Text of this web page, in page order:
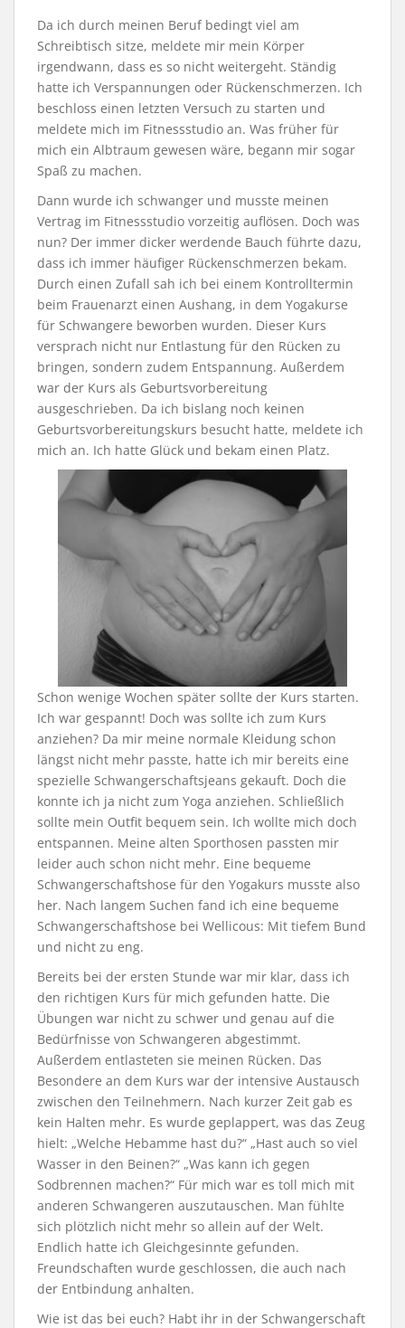
Da ich durch meinen Beruf bedingt viel am
Schreibtisch sitze, meldete mir mein Körper
irgendwann, dass es so nicht weitergeht. Ständig
hatte ich Verspannungen oder Rückenschmerzen. Ich
beschloss einen letzten Versuch zu starten und
meldete mich im Fitnessstudio an. Was früher für
mich ein Albtraum gewesen wäre, begann mir sogar
Spaß zu machen.
Dann wurde ich schwanger und musste meinen
Vertrag im Fitnessstudio vorzeitig auflösen. Doch was
nun? Der immer dicker werdende Bauch führte dazu,
dass ich immer häufiger Rückenschmerzen bekam.
Durch einen Zufall sah ich bei einem Kontrolltermin
beim Frauenarzt einen Aushang, in dem Yogakurse
für Schwangere beworben wurden. Dieser Kurs
versprach nicht nur Entlastung für den Rücken zu
bringen, sondern zudem Entspannung. Außerdem
war der Kurs als Geburtsvorbereitung
ausgeschrieben. Da ich bislang noch keinen
Geburtsvorbereitungskurs besucht hatte, meldete ich
mich an. Ich hatte Glück und bekam einen Platz.
Schon wenige Wochen später sollte der Kurs starten.
Ich war gespannt! Doch was sollte ich zum Kurs
anziehen? Da mir meine normale Kleidung schon
längst nicht mehr passte, hatte ich mir bereits eine
spezielle Schwangerschaftsjeans gekauft. Doch die
konnte ich ja nicht zum Yoga anziehen. Schließlich
sollte mein Outfit bequem sein. Ich wollte mich doch
entspannen. Meine alten Sporthosen passten mir
leider auch schon nicht mehr. Eine bequeme
Schwangerschaftshose für den Yogakurs musste also
her. Nach langem Suchen fand ich eine bequeme
Schwangerschaftshose bei Wellicous: Mit tiefem Bund
und nicht zu eng.
Bereits bei der ersten Stunde war mir klar, dass ich
den richtigen Kurs für mich gefunden hatte. Die
Übungen war nicht zu schwer und genau auf die
Bedürfnisse von Schwangeren abgestimmt.
Außerdem entlasteten sie meinen Rücken. Das
Besondere an dem Kurs war der intensive Austausch
zwischen den Teilnehmern. Nach kurzer Zeit gab es
kein Halten mehr. Es wurde geplappert, was das Zeug
hielt: „Welche Hebamme hast du?“ „Hast auch so viel
Wasser in den Beinen?“ „Was kann ich gegen
Sodbrennen machen?“ Für mich war es toll mich mit
anderen Schwangeren auszutauschen. Man fühlte
sich plötzlich nicht mehr so allein auf der Welt.
Endlich hatte ich Gleichgesinnte gefunden.
Freundschaften wurde geschlossen, die auch nach
der Entbindung anhalten.
Wie ist das bei euch? Habt ihr in der Schwangerschaft